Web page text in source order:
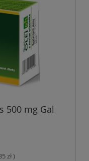
500 mg Gal
zł )